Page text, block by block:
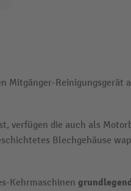
Mitgänger-Reinigungsgerät
verfügen die auch als
Blechgehäuse
Kehrmaschinen